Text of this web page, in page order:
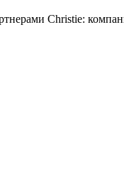
Christie: